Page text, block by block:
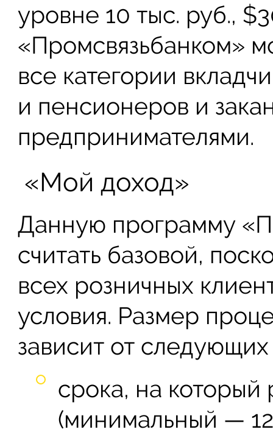
уровне 10 тыс. руб.,
«Промсвязьбанком»
все категории
и пенсионеров и
предпринимателями.
«Мой доход»
Данную программу
считать базовой,
всех розничных
условия. Размер
зависит от
срока, на который
(минимальный —